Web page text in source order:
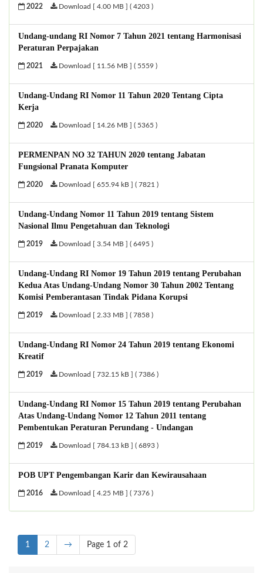
2022 Download [ 4.00 MB ] ( 4203 )
Undang-undang RI Nomor 7 Tahun 2021 tentang Harmonisasi
Peraturan Perpajakan
2021 Download [ 11.56 MB ] ( 5559 )
Undang-Undang RI Nomor 11 Tahun 2020 Tentang Cipta
Kerja
2020 Download [ 14.26 MB ] ( 5365 )
PERMENPAN NO 32 TAHUN 2020 tentang Jabatan
Fungsional Pranata Komputer
2020 Download [ 655.94 kB ] ( 7821 )
Undang-Undang Nomor 11 Tahun 2019 tentang Sistem
Nasional Ilmu Pengetahuan dan Teknologi
2019 Download [ 3.54 MB ] ( 6495 )
Undang-Undang RI Nomor 19 Tahun 2019 tentang Perubahan
Kedua Atas Undang-Undang Nomor 30 Tahun 2002 Tentang
Komisi Pemberantasan Tindak Pidana Korupsi
2019 Download [ 2.33 MB ] ( 7858 )
Undang-Undang RI Nomor 24 Tahun 2019 tentang Ekonomi
Kreatif
2019 Download [ 732.15 kB ] ( 7386 )
Undang-Undang RI Nomor 15 Tahun 2019 tentang Perubahan
Atas Undang-Undang Nomor 12 Tahun 2011 tentang
Pembentukan Peraturan Perundang - Undangan
2019 Download [ 784.13 kB ] ( 6893 )
POB UPT Pengembangan Karir dan Kewirausahaan
2016 Download [ 4.25 MB ] ( 7376 )
1 2 → Page 1 of 2